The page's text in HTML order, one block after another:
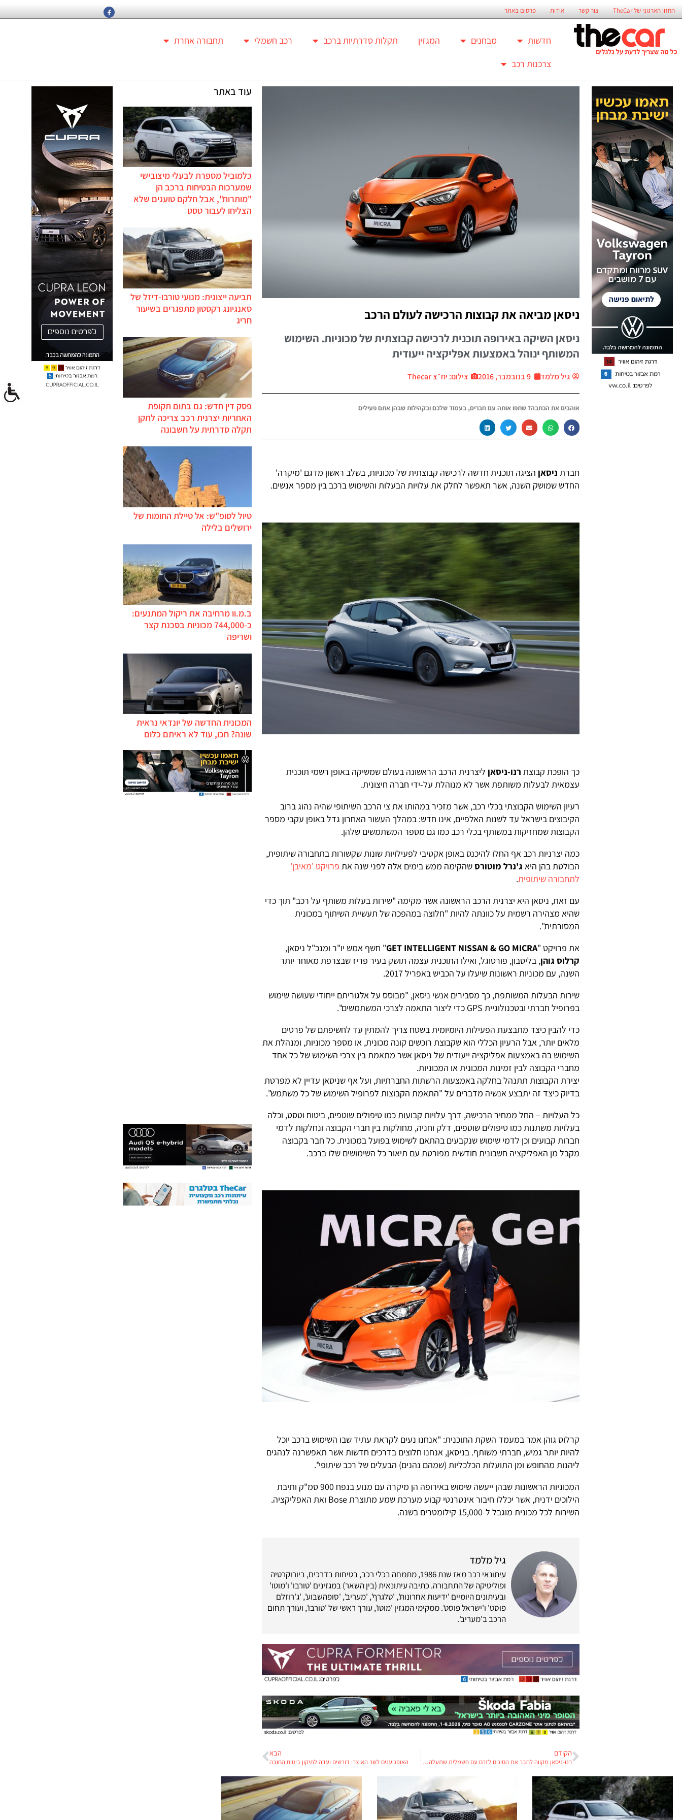
החזון הארגוני של TheCar צור קשר אודות פרסום באתר
חדשות מבחנים המגזין תקלות סדרתיות ברכב רכב חשמלי
תחבורה אחרת
צרכנות רכב
ניסאן מביאה את קבוצות הרכישה לעולם הרכב
ניסאן השיקה באירופה תוכנית לרכישה קבוצתית של מכוניות. השימוש
המשותף ינוהל באמצעות אפליקציה ייעודית
גיל מלמד 9 בנובמבר, 2016 צילום: יח״צ Thecar
אוהבים את הכתבה? שתפו אותה עם חברים, בעמוד שלכם ובקהילות שבהן אתם פעילים
חברת ניסאן הציגה תוכנית חדשה לרכישה קבוצתית של מכוניות, בשלב ראשון מדגם 'מיקרה'
החדש שמושק השנה, אשר תאפשר לחלק את עלויות הבעלות והשימוש ברכב בין מספר אנשים.
כך הופכת קבוצת רנו-ניסאן ליצרנית הרכב הראשונה בעולם שמשיקה באופן רשמי תוכנית
עצמאית לבעלות משותפת אשר לא מנוהלת על-ידי חברה חיצונית.
רעיון השימוש הקבוצתי בכלי רכב, אשר מזכיר במהותו את צי הרכב השיתופי שהיה נהוג ברוב
הקיבוצים בישראל עד לשנות האלפיים, אינו חדש: במהלך העשור האחרון גדל באופן עקבי מספר
הקבוצות שמחזיקות במשותף בכלי רכב כמו גם מספר המשתמשים שלהן.
כמה יצרניות רכב אף החלו להיכנס באופן אקטיבי לפעילויות שונות שקשורות בתחבורה שיתופית,
הבולטת בהן היא ג'נרל מוטורסשהקימה ממש בימים אלה לפני שנה את פרויקט 'מאיבן'
לתחבורה שיתופית.
עם זאת, ניסאן היא יצרנית הרכב הראשונה אשר מקימה "שירות בעלות משותף על רכב" תוך כדי
שהיא מצהירה רשמית על כוונתה להיות "חלוצה במהפכה של תעשיית השיתוף במכונית
המסורתית".
את פרויקט "GET INTELLIGENT NISSAN & GO MICRA" חשף אמש יו"ר ומנכ"ל ניסאן,
קרלוס גוהן, בליסבון, פורטוגל, ואילו התוכנית עצמה תושק בעיר פריז שבצרפת מאוחר יותר
השנה, עם מכוניות ראשונות שיעלו על הכביש באפריל 2017.
שירות הבעלות המשותפת, כך מסבירים אנשי ניסאן, "מבוסס על אלגוריתם ייחודי שעושה שימוש
בפרופיל חברתי ובטכנולוגיית GPS כדי ליצור התאמה לצרכי המשתמשים".
כדי להבין כיצד מתבצעת הפעילות היומיומית בשטח צריך להמתין עד לחשיפתם של פרטים
מלאים יותר, אבל הרעיון הכללי הוא שקבוצת רוכשים קונה מכונית, או מספר מכוניות, ומנהלת את
השימוש בה באמצעות אפליקציה ייעודית של ניסאן אשר מתאמת בין צרכי השימוש של כל אחד
מחברי הקבוצה לבין זמינות המכונית או המכוניות.
יצירת הקבוצות תתנהל בחלקה באמצעות הרשתות החברתיות, ועל אף שניסאן עדיין לא מפרטת
בדיוק כיצד זה יתבצע אנשיה מדברים על "התאמת הקבוצות לפרופיל השימוש של כל משתמש".
כל העלויות – החל ממחיר הרכישה, דרך עלויות קבועות כמו טיפולים שוטפים, ביטוח וטסט, וכלה
בעלויות משתנות כמו טיפולים שוטפים, דלק וחניה, מחולקות בין חברי הקבוצה ונחלקות לדמי
חברות קבועים וכן לדמי שימוש שנקבעים בהתאם לשימוש בפועל במכונית. כל חבר בקבוצה
מקבל מן האפליקציה חשבונית חודשית מפורטת עם תיאור כל השימושים שלו ברכב.
קרלוס גוהן אמר במעמד השקת התוכנית: "אנחנו נעים לקראת עתיד שבו השימוש ברכב יוכל
להיות יותר גמיש, חברתי משותף. בניסאן, אנחנו חלוצים בדרכים חדשות אשר תאפשרנה לנהגים
ליהנות מהחופש ומן התועלות הכלכליות (שמהם נהנים) הבעלים של רכב שיתופי".
המכוניות הראשונות שבהן ייעשה שימוש באירופה הן מיקרה עם מנוע בנפח 900 סמ"ק ותיבת
הילוכים ידנית, אשר יכללו חיבור אינטרנטי קבוע מערכת שמע מתוצרת Bose ואת האפליקציה.
השירות לכל מכונית מוגבל ל-15,000 קילומטרים בשנה.
גיל מלמד
עיתונאי רכב מאז שנת 1986, מתמחה בכלי רכב, בטיחות בדרכים, ביורוקרטיה
ופוליטיקה של התחבורה. כתיבה עיתונאית (בין השאר) במגזינים 'טורבו' ו'מוטו'
ובעיתונים היומיים 'ידיעות אחרונות', 'טלגרף', 'מעריב', 'סופהשבוע', 'ג'רוזלם
פוסט' ו'ישראל פוסט'. ממקימי המגזין 'מוטו', עורך ראשי של 'טורבו', ועורך תחום
הרכב ב'מעריב'.
הקודם
רנו-ניסאן מקווה לחבר את הסינים לזרם עם חשמלית שתעלה 8000 דולר
הבא
האופנוענים לשר האוצר: דורשים ועדה לתיקון ביטוח החובה
עוד באתר
כלמוביל מספרת לבעלי מיצובישי
שמערכות הבטיחות ברכב הן
"מותרות", אבל חלקם טוענים שלא
הצליחו לעבור טסט
תביעה ייצוגית: מנועי טורבו-דיזל של
סאנגיונג רקסטון מתפגרים בשיעור
חריג
פסק דין חדש: גם בתום תקופת
האחריות יצרנית רכב צריכה לתקן
תקלה סדרתית על חשבונה
טיול לסופ"ש: אל טיילת החומות של
ירושלים בלילה
ב.מ.וו מרחיבה את ריקול המתנעים:
כ-744,000 מכוניות בסכנת קצר
ושריפה
המכונית החדשה של יונדאי נראית
שונה? חכו, עוד לא ראיתם כלום